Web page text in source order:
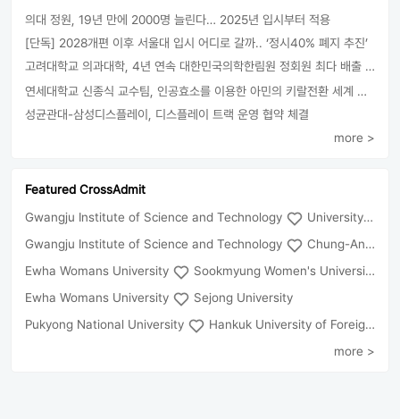
의대 정원, 19년 만에 2000명 늘린다… 2025년 입시부터 적용
[단독] 2028개편 이후 서울대 입시 어디로 갈까.. ‘정시40% 폐지 추진’
고려대학교 의과대학, 4년 연속 대한민국의학한림원 정회원 최다 배출 外
연세대학교 신종식 교수팀, 인공효소를 이용한 아민의 키랄전환 세계 최초로 성공
성균관대-삼성디스플레이, 디스플레이 트랙 운영 협약 체결
more >
Featured CrossAdmit
Gwangju Institute of Science and Technology
University of Seoul
Gwangju Institute of Science and Technology
Chung-Ang University
Ewha Womans University
Sookmyung Women's University
Ewha Womans University
Sejong University
Pukyong National University
Hankuk University of Foreign Studies(Global Campus
more >